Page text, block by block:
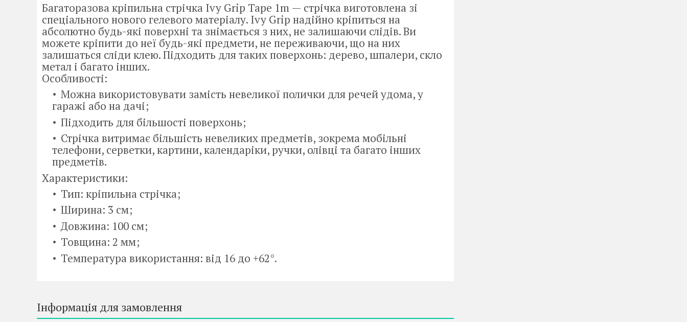
Багаторазова кріпильна стрічка Ivy Grip Tape 1m — стрічка виготовлена зі
спеціального нового гелевого матеріалу. Ivy Grip надійно кріпиться на
абсолютно будь-які поверхні та знімається з них, не залишаючи слідів. Ви
можете кріпити до неї будь-які предмети, не переживаючи, що на них
залишаться сліди клею. Підходить для таких поверхонь: дерево, шпалери, скло
метал і багато інших.
Особливості:
Можна використовувати замість невеликої полички для речей удома, у
гаражі або на дачі;
Підходить для більшості поверхонь;
Стрічка витримає більшість невеликих предметів, зокрема мобільні
телефони, серветки, картини, календаріки, ручки, олівці та багато інших
предметів.
Характеристики:
Тип: кріпильна стрічка;
Ширина: 3 см;
Довжина: 100 см;
Товщина: 2 мм;
Температура використання: від 16 до +62°.
Інформація для замовлення